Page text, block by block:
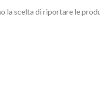
scelta di riportare le